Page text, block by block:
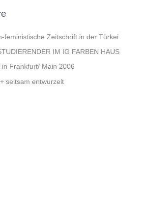
feministische Zeitschrift in der Türkei
IM IG FARBEN HAUS
in Frankfurt/ Main 2006
seltsam entwurzelt